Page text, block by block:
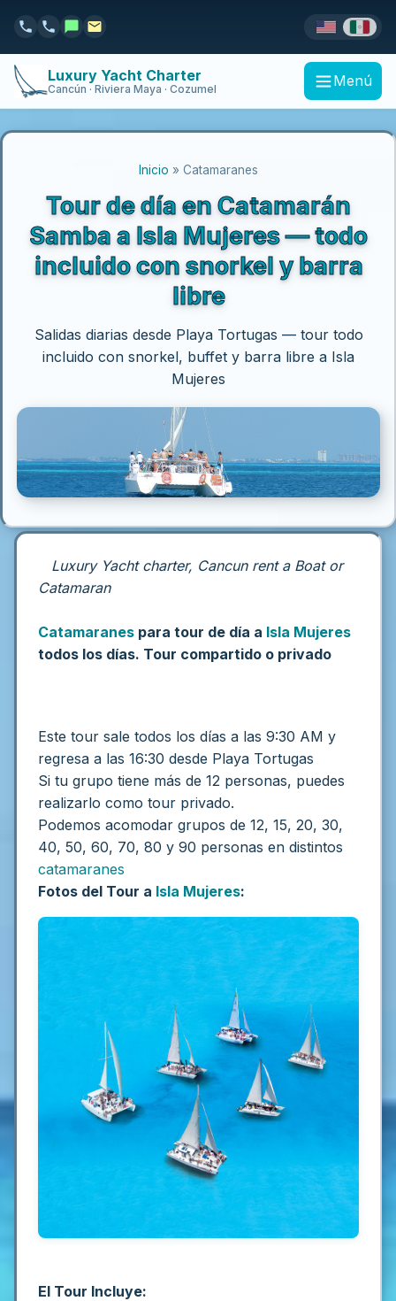
Luxury Yacht Charter
Cancún · Riviera Maya · Cozumel Menú
Inicio » Catamaranes
Tour de día en Catamarán
Samba a Isla Mujeres — todo
incluido con snorkel y barra
libre
Salidas diarias desde Playa Tortugas — tour todo
incluido con snorkel, buffet y barra libre a Isla
Mujeres
Luxury Yacht charter, Cancun rent a Boat or
Catamaran
Catamaranes para tour de día a Isla Mujeres
todos los días. Tour compartido o privado
Este tour sale todos los días a las 9:30 AM y
regresa a las 16:30 desde Playa Tortugas
Si tu grupo tiene más de 12 personas, puedes
realizarlo como tour privado.
Podemos acomodar grupos de 12, 15, 20, 30,
40, 50, 60, 70, 80 y 90 personas en distintos
catamaranes
Fotos del Tour a Isla Mujeres:
El Tour Incluye: